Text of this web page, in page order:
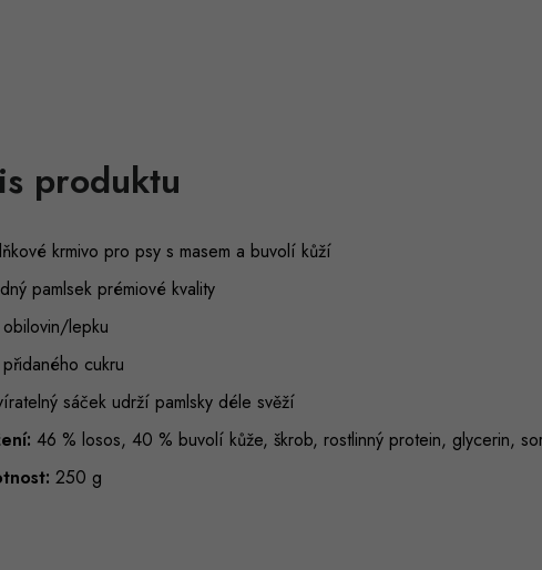
produktu
krmivo pro psy s masem a buvolí kůží
pamlsek prémiové kvality
lepku
cukru
sáček udrží pamlsky déle svěží
46 % losos, 40 % buvolí kůže, škrob, rostlinný protein, glycerin,
250 g